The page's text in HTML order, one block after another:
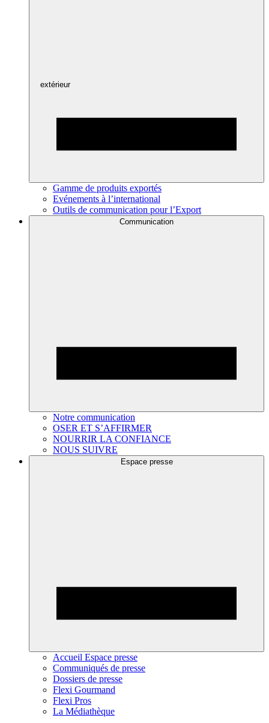
extérieur
Gamme de produits exportés
Evénements à l’international
Outils de communication pour l’Export
Communication
Notre communication
OSER ET S’AFFIRMER
NOURRIR LA CONFIANCE
NOUS SUIVRE
Espace presse
Accueil Espace presse
Communiqués de presse
Dossiers de presse
Flexi Gourmand
Flexi Pros
La Médiathèque